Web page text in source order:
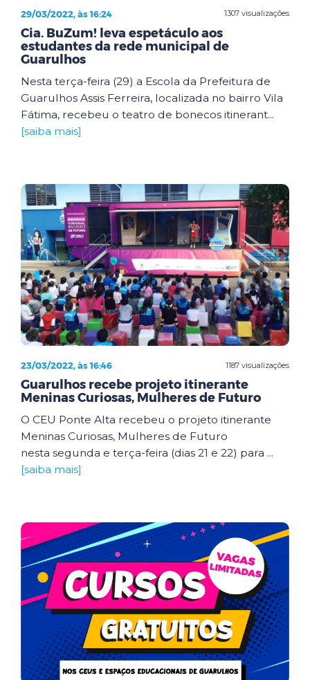
1307 visualizações
29/03/2022, às 16:24
Cia. BuZum! leva espetáculo aos
estudantes da rede municipal de
Guarulhos
Nesta terça-feira (29) a Escola da Prefeitura de
Guarulhos Assis Ferreira, localizada no bairro Vila
Fátima, recebeu o teatro de bonecos itinerant...
[saiba mais]
1187 visualizações
23/03/2022, às 16:46
Guarulhos recebe projeto itinerante
Meninas Curiosas, Mulheres de Futuro
O CEU Ponte Alta recebeu o projeto itinerante
Meninas Curiosas, Mulheres de Futuro
nesta segunda e terça-feira (dias 21 e 22) para ...
[saiba mais]